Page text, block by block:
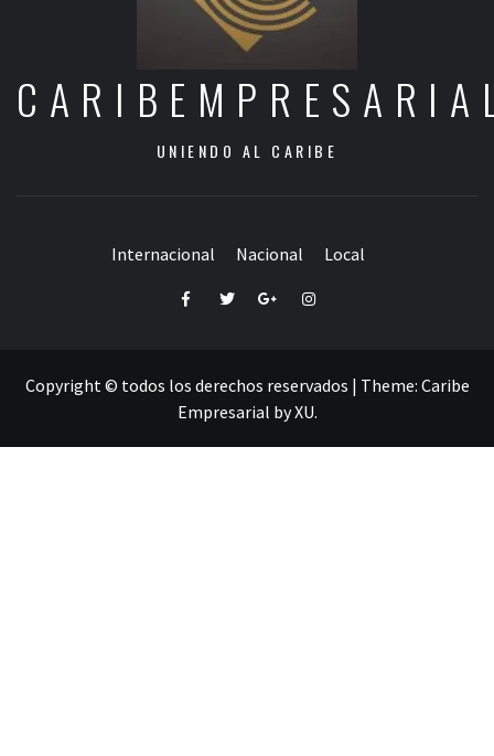
UNIENDO AL CARIBE
Internacional Nacional Local
FacebookTwitterGoogle+Instagram
Copyright © todos los derechos reservados | Theme: Caribe
Empresarial byXU.